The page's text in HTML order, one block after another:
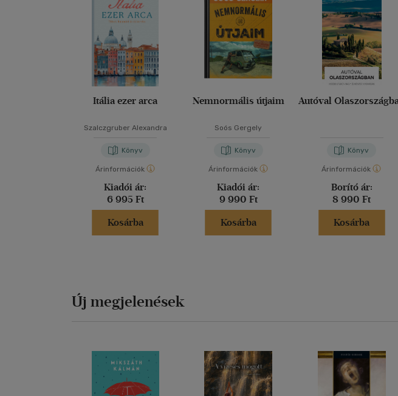
megjelölésével és egy részletes
nyomvonalak is letölthetők a
Itália ezer arca
Szalczgruber Alexandra
Könyv
Árinformációk
Kiadói ár:
6 995 Ft
Kosárba
Nemnormális útjaim
Soós Gergely
Könyv
Árinformációk
Kiadói ár:
9 990 Ft
Kosárba
Autóval
Könyv
Árinformációk
Borító ár:
8 990 Ft
Kosárba
Új megjelenések